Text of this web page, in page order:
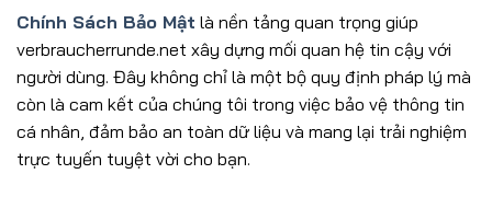
Chính Sách Bảo Mật là nền tảng quan trọng giúp
verbraucherrunde.net xây dựng mối quan hệ tin cậy với
người dùng. Đây không chỉ là một bộ quy định pháp lý mà
còn là cam kết của chúng tôi trong việc bảo vệ thông tin
cá nhân, đảm bảo an toàn dữ liệu và mang lại trải nghiệm
trực tuyến tuyệt vời cho bạn.